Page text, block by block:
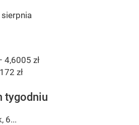
4,6005 zł
zł
tygodniu
6...